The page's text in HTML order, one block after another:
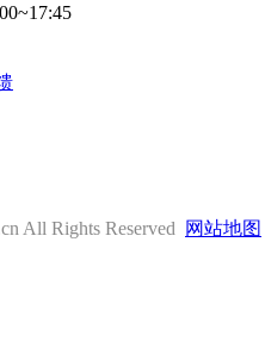
All Rights Reserved 网站地图